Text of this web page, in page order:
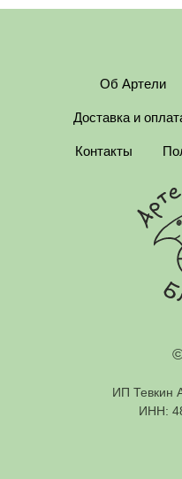
Об Артели
Доставка и
Контакты
ИП Тевкин
ИНН: